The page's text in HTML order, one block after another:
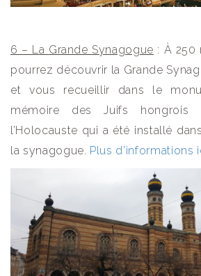
6 – La Grande Synagogue : À 250
pourrez découvrir la Grande
et vous recueillir dans le
mémoire des Juifs hongrois
l’Holocauste qui a été installé
la synagogue. Plus d’informations